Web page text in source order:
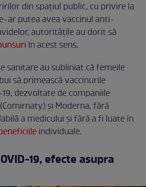
din spațiul public, cu privire la
ar putea avea vaccinul anti-
autoritățile au dorit să
în acest sens.
sanitare au subliniat că femeile
să primească vaccinurile
dezvoltate de companiile
și Moderna, fără
a medicului și fără a fi luate în
individuale.
19, efecte asupra